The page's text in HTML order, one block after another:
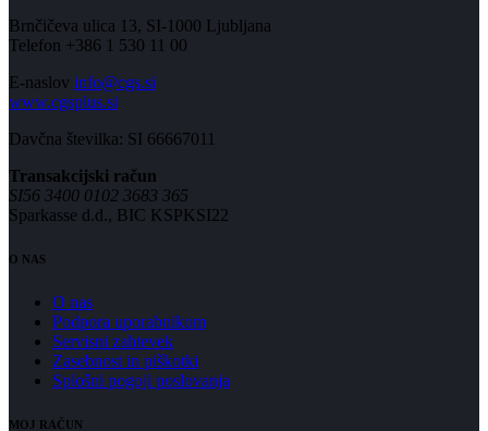
Brnčičeva ulica 13, SI-1000 Ljubljana
Telefon +386 1 530 11 00
E-naslov info@cgs.si
www.cgsplus.si
Davčna številka: SI 66667011
Transakcijski račun
SI56 3400 0102 3683 365
Sparkasse d.d., BIC KSPKSI22
O NAS
O nas
Podpora uporabnikom
Servisni zahtevek
Zasebnost in piškotki
Splošni pogoji poslovanja
MOJ RAČUN